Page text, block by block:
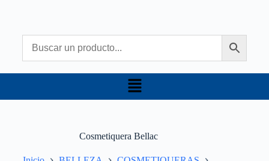
Cosmetiquera Bellac